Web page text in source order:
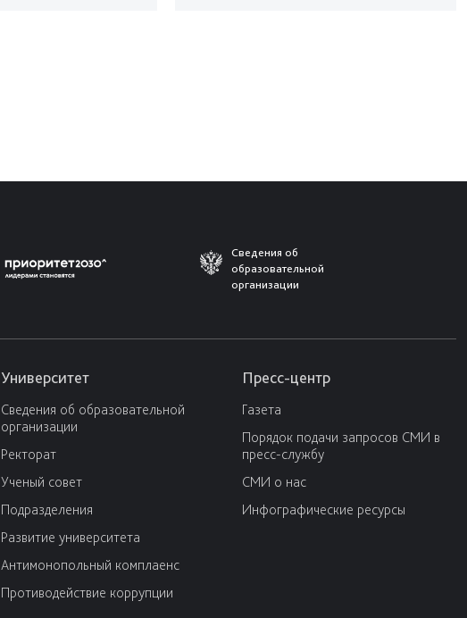
Сведения об
образовательной
организации
Университет
Сведения об образовательной
организации
Ректорат
Ученый совет
Подразделения
Развитие университета
Антимонопольный комплаенс
Противодействие коррупции
Пресс-центр
Газета
Порядок подачи запросов СМИ в
пресс-службу
СМИ о нас
Инфографические ресурсы